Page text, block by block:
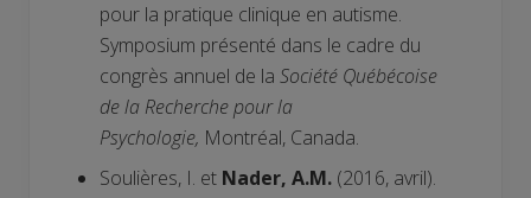
pour la pratique clinique en autisme.
Symposium présenté dans le cadre du
congrès annuel de la Société Québécoise
de la Recherche pour la
Psychologie, Montréal, Canada.
Soulières, I. et Nader, A.M. (2016, avril).